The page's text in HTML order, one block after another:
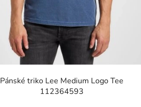
Pánské triko Lee Medium Logo Tee
112364593